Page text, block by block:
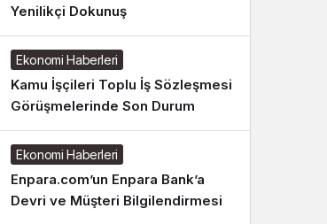
Yenilikçi Dokunuş
Ekonomi Haberleri
Kamu İşçileri Toplu İş Sözleşmesi
Görüşmelerinde Son Durum
Ekonomi Haberleri
Enpara.com’un Enpara Bank’a
Devri ve Müşteri Bilgilendirmesi